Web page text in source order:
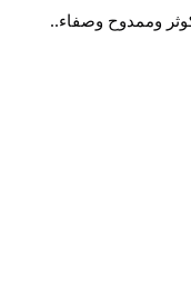
وممدوح وصفاء..